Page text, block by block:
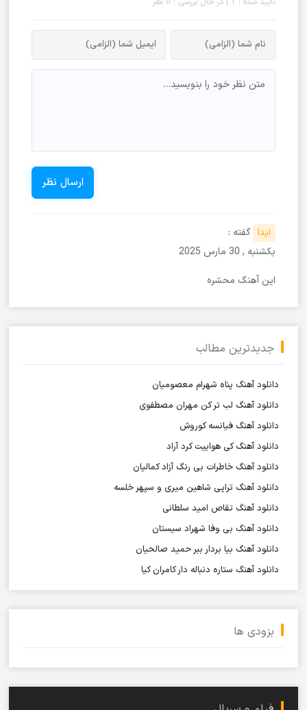
ایدا گفته :
یکشنبه , 30 مارس 2025
این آهنگ محشره
جدیدترین مطالب
دانلود آهنگ پناه شهرام معصومیان
دانلود آهنگ لب تر کن مهران مصطفوی
دانلود آهنگ فیانسه کوروش
دانلود آهنگ کی هواییت کرد آراد
دانلود آهنگ خاطرات بی رنگ آزاد کمالیان
دانلود آهنگ تراپی شاهین میری و سپهر خلسه
دانلود آهنگ تقاص امید سلطانی
دانلود آهنگ بی وفا شهراد سیستان
دانلود آهنگ بیا بردار ببر حمید صالحیان
دانلود آهنگ ستاره دنباله دار کامران کیا
بزودی ها